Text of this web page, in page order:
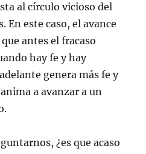
al círculo vicioso del
En este caso, el avance
antes el fracaso
hay fe y hay
genera más fe y
a avanzar a un
¿es que acaso